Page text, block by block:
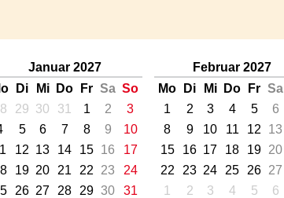
Januar 2027
Di Mi Do Fr Sa So
29 30 31 1 2
3
5 6 7 8 9
10
12 13 14 15 16
17
19 20 21 22 23
24
26 27 28 29 30
31
Februar 2027
Mo
Di Mi Do Fr Sa
1
2 3 4 5 6
8
9 10 11 12 13
15
16 17 18 19 20
22
23 24 25 26 27
1
2 3 4 5 6